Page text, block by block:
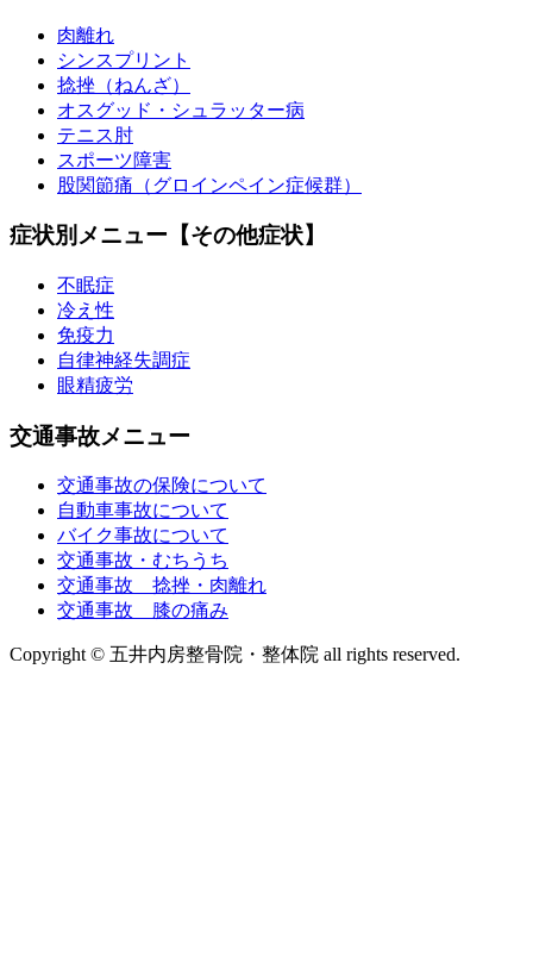
肉離れ
シンスプリント
捻挫（ねんざ）
オスグッド・シュラッター病
テニス肘
スポーツ障害
股関節痛（グロインペイン症候群）
症状別メニュー【その他症状】
不眠症
冷え性
免疫力
自律神経失調症
眼精疲労
交通事故メニュー
交通事故の保険について
自動車事故について
バイク事故について
交通事故・むちうち
交通事故 捻挫・肉離れ
交通事故 膝の痛み
Copyright © 五井内房整骨院・整体院 all rights reserved.